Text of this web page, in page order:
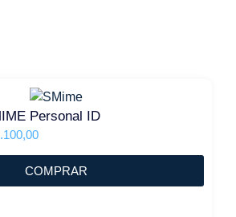
Personal ID
COMPRAR